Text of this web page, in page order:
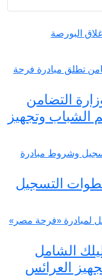
البورصة
الزواج 2026… وزارة التضامن
وتجهيز
الزواج 2026.. خطوات التسجيل
الزواج 2026.. دليلك الشامل
العرائس